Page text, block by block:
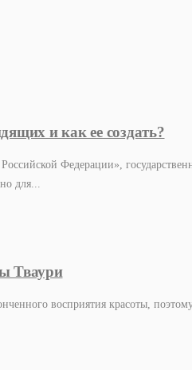
и как ее создать?
Федерации»,
для...
Тваури
восприятия красоты,